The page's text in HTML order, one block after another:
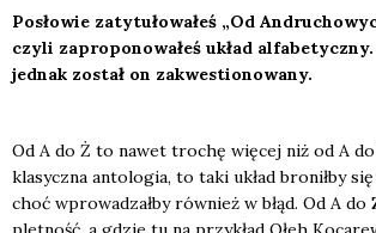
Posło­wie zaty­tu­ło­wa­łeś „Od
czy­li zapro­po­no­wa­łeś układ
jed­nak został on zakwe­stio­no­wa­ny.
Od A do Ż to nawet tro­chę wię­cej niż od A do
kla­sycz­na anto­lo­gia, to taki układ bro­nił­by
choć wpro­wa­dzał­by rów­nież w błąd. Od A